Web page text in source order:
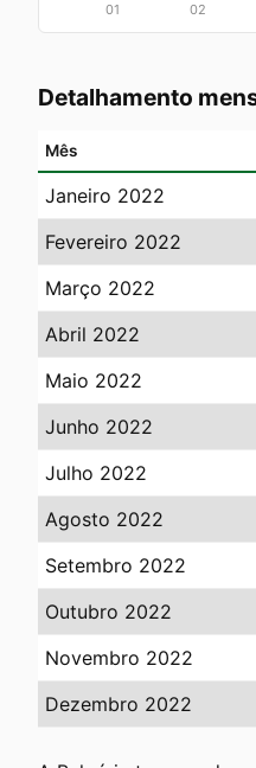
01 02
Detalhamento
Mês
Janeiro 2022
Fevereiro 2022
Março 2022
Abril 2022
Maio 2022
Junho 2022
Julho 2022
Agosto 2022
Setembro 2022
Outubro 2022
Novembro 2022
Dezembro 2022